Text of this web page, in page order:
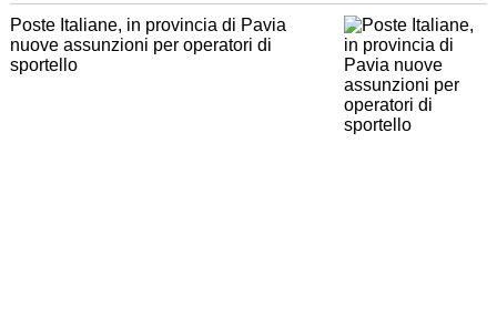
Poste Italiane, in provincia di Pavia
nuove assunzioni per operatori di
sportello